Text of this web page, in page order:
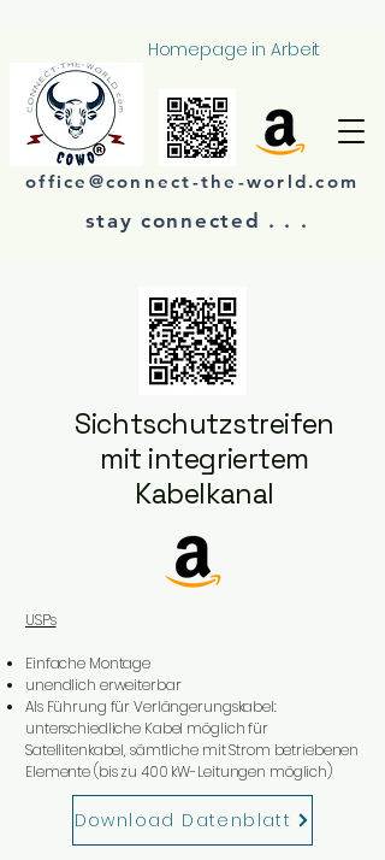
Homepage in Arbeit
office@connect-the-world.com
stay connected . . .​​
Sichtschutzstreifen
mit integriertem
Kabelkanal
USPs
Einfache Montage
unendlich erweiterbar
Als Führung für Verlängerungskabel:
unterschiedliche Kabel möglich für
Satellitenkabel, sämtliche mit Strom betriebenen
Elemente (bis zu 400 kW-Leitungen möglich)
Download Datenblatt